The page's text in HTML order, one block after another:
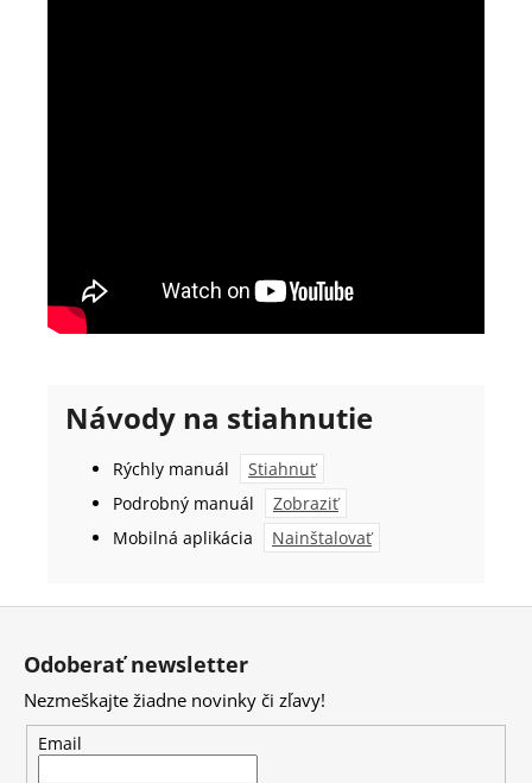
Návody na stiahnutie
Rýchly manuál
Stiahnuť
Podrobný manuál
Zobraziť
Mobilná aplikácia
Nainštalovať
Odoberať newsletter
Nezmeškajte žiadne novinky či zľavy!
Email